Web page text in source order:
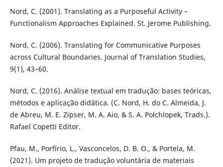
Nord, C. (2001). Translating as a Purposeful Activity –
Functionalism Approaches Explained. St. Jerome Publishing.
Nord, C. (2006). Translating for Communicative Purposes
across Cultural Boundaries. Journal of Translation Studies,
9(1), 43–60.
Nord, C. (2016). Análise textual em tradução: bases teóricas,
métodos e aplicação didática. (C. Nord, H. do C. Almeida, J.
de Abreu, M. E. Zipser, M. A. Aio, & S. A. Polchlopek, Trads.).
Rafael Copetti Editor.
Pfau, M., Porfírio, L., Vasconcelos, D. B. O., & Portela, M.
(2021). Um projeto de tradução voluntária de materiais